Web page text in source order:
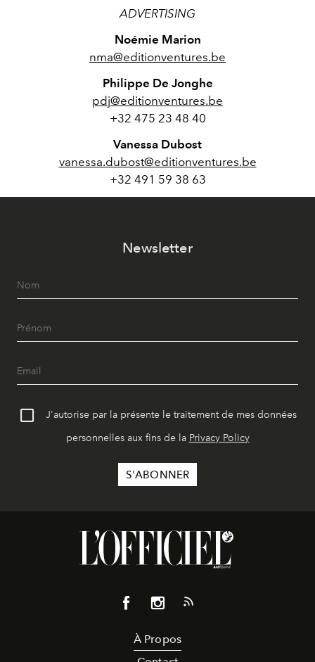
ADVERTISING
Noémie Marion
nma@editionventures.be
Philippe De Jonghe
pdj@editionventures.be
+32 475 23 48 40
Vanessa Dubost
vanessa.dubost@editionventures.be
+32 491 59 38 63
Newsletter
J'autorise par la présente le traitement de mes données
personnelles aux fins de la Privacy Policy
À Propos